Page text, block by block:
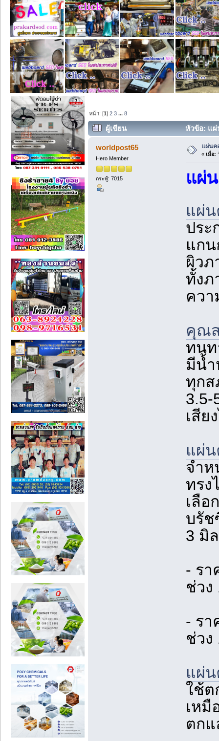
หน้า: [1]2 3 ...8
ผู้เขียน หัวข้อ: แผ่
worldpost65
Hero Member
กระทู้: 7015
แผ่นค
« เมื่อ:
แผ่
แผ่
ประ
แกน
ผิวภ
ทั้งภ
ควา
คุณ
ทนท
มีน้
ทุกส
เสีย
แผ่
จำห
ทรง
เลือ
บรัช
3 มิ
- ร
ช่วง
- ร
ช่วง
แผ่
ใช้ต
เหมื
ตกแ